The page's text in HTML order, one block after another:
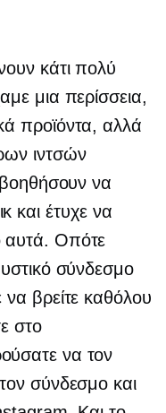
κάτι πολύ
μια περίσσεια,
προϊόντα, αλλά
ιντσών
βοηθήσουν να
και έτυχε να
αυτά. Οπότε
σύνδεσμο
βρείτε καθόλου
στο
να τον
σύνδεσμο και